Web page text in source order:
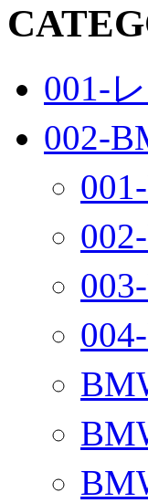
001-
002-